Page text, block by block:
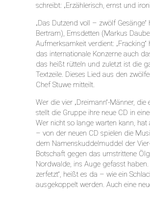
schreibt: „Erzählerisch, ernst und
„Das Dutzend voll – zwölf
Bertram), Emsdetten (Markus
Aufmerksamkeit verdient:
das internationale Konzerne auch
das heißt rütteln und zuletzt ist die
Textzeile. Dieses Lied aus den
Chef Stuwe mitteilt.
Wer die vier „Dreimann“-Männer,
stellt die Gruppe ihre neue CD in
Wer nicht so lange warten kann,
– von der neuen CD spielen die
dem Namenskuddelmuddel der
Botschaft gegen das umstrittene
Nordwalde, ins Auge gefasst
zerfetzt“, heißt es da – wie ein
ausgekoppelt werden. Auch eine